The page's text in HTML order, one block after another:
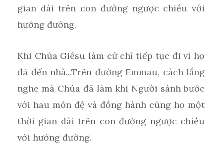
gian dài trên con đường ngược chiều với
hướng đường.
Khi Chúa Giêsu làm cử chỉ tiếp tục đi vì họ
đã đến nhà...Trên đường Emmau, cách lắng
nghe mà Chúa đã làm khi Người sánh bước
với hau môn đệ và đồng hành cùng họ một
thời gian dài trên con đường ngược chiều
với hướng đường.